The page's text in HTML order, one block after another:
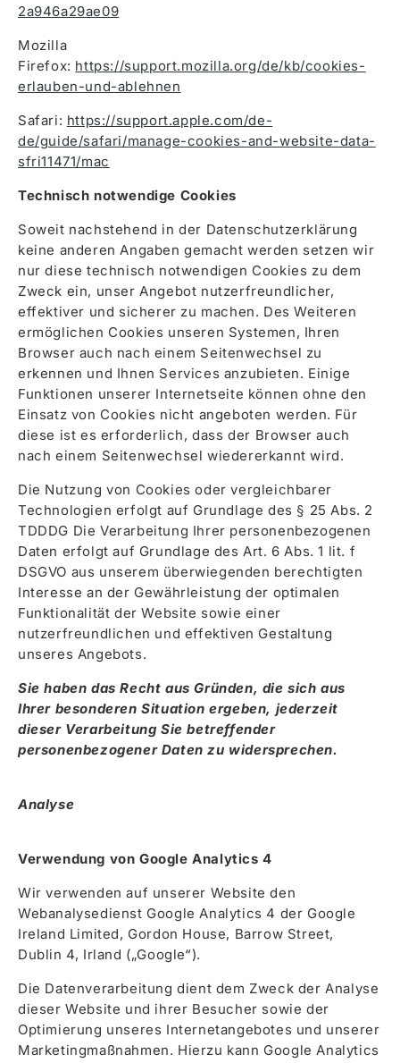
2a946a29ae09
Mozilla
Firefox: https://support.mozilla.org/de/kb/cookies-
erlauben-und-ablehnen
Safari: https://support.apple.com/de-
de/guide/safari/manage-cookies-and-website-data-
sfri11471/mac
Technisch notwendige Cookies
Soweit nachstehend in der Datenschutzerklärung
keine anderen Angaben gemacht werden setzen wir
nur diese technisch notwendigen Cookies zu dem
Zweck ein, unser Angebot nutzerfreundlicher,
effektiver und sicherer zu machen. Des Weiteren
ermöglichen Cookies unseren Systemen, Ihren
Browser auch nach einem Seitenwechsel zu
erkennen und Ihnen Services anzubieten. Einige
Funktionen unserer Internetseite können ohne den
Einsatz von Cookies nicht angeboten werden. Für
diese ist es erforderlich, dass der Browser auch
nach einem Seitenwechsel wiedererkannt wird.
Die Nutzung von Cookies oder vergleichbarer
Technologien erfolgt auf Grundlage des § 25 Abs. 2
TDDDG Die Verarbeitung Ihrer personenbezogenen
Daten erfolgt auf Grundlage des Art. 6 Abs. 1 lit. f
DSGVO aus unserem überwiegenden berechtigten
Interesse an der Gewährleistung der optimalen
Funktionalität der Website sowie einer
nutzerfreundlichen und effektiven Gestaltung
unseres Angebots.
Sie haben das Recht aus Gründen, die sich aus
Ihrer besonderen Situation ergeben, jederzeit
dieser Verarbeitung Sie betreffender
personenbezogener Daten zu widersprechen.
Analyse
Verwendung von Google Analytics 4
Wir verwenden auf unserer Website den
Webanalysedienst Google Analytics 4 der Google
Ireland Limited, Gordon House, Barrow Street,
Dublin 4, Irland („Google“).
Die Datenverarbeitung dient dem Zweck der Analyse
dieser Website und ihrer Besucher sowie der
Optimierung unseres Internetangebotes und unserer
Marketingmaßnahmen. Hierzu kann Google Analytics